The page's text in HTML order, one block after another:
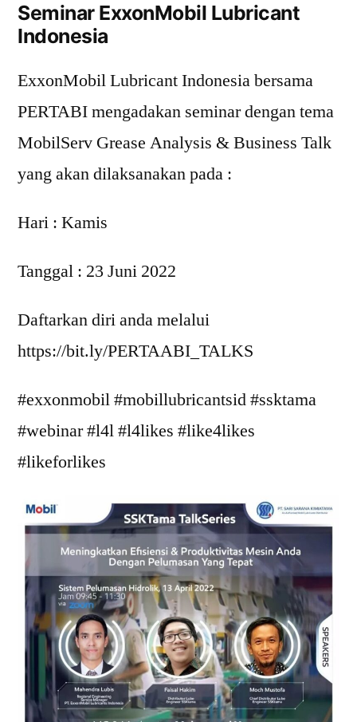
Seminar ExxonMobil Lubricant
Indonesia
ExxonMobil Lubricant Indonesia bersama
PERTABI mengadakan seminar dengan tema
MobilServ Grease Analysis & Business Talk
yang akan dilaksanakan pada :
Hari : Kamis
Tanggal : 23 Juni 2022
Daftarkan diri anda melalui
https://bit.ly/PERTAABI_TALKS
#exxonmobil #mobillubricantsid #ssktama
#webinar #l4l #l4likes #like4likes
#likeforlikes